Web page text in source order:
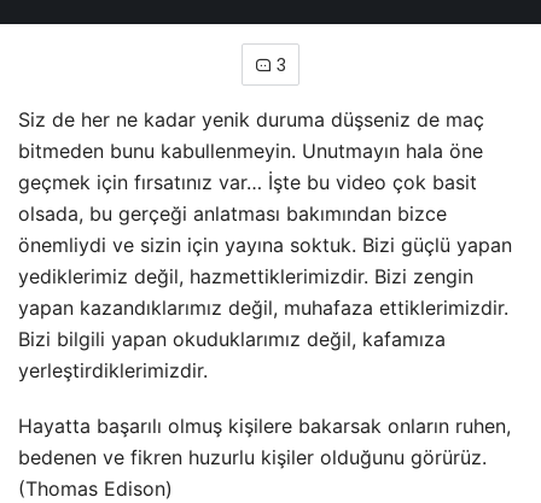
3
Siz de her ne kadar yenik duruma düşseniz de maç
bitmeden bunu kabullenmeyin. Unutmayın hala öne
geçmek için fırsatınız var… İşte bu video çok basit
olsada, bu gerçeği anlatması bakımından bizce
önemliydi ve sizin için yayına soktuk. Bizi güçlü yapan
yediklerimiz değil, hazmettiklerimizdir. Bizi zengin
yapan kazandıklarımız değil, muhafaza ettiklerimizdir.
Bizi bilgili yapan okuduklarımız değil, kafamıza
yerleştirdiklerimizdir.
Hayatta başarılı olmuş kişilere bakarsak onların ruhen,
bedenen ve fikren huzurlu kişiler olduğunu görürüz.
(Thomas Edison)